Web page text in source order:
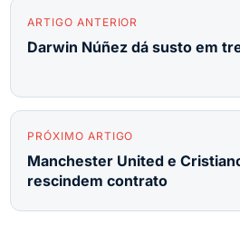
ARTIGO ANTERIOR
Darwin Núñez dá susto em
PRÓXIMO ARTIGO
Manchester United e
rescindem contrato